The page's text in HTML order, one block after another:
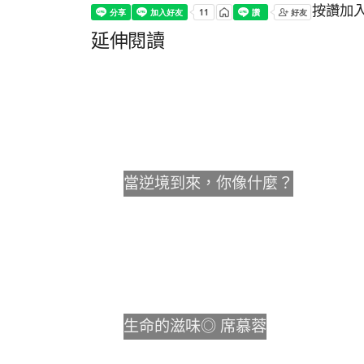
按讚加
延伸閱讀
當逆境到來，你像什麼？
生命的滋味◎ 席慕蓉